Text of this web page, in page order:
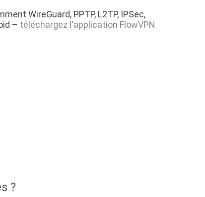
WireGuard, PPTP, L2TP, IPSec,
– téléchargez l'application FlowVPN
?